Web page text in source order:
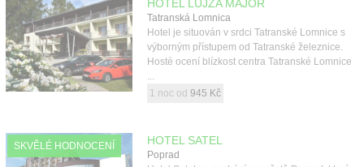
HOTEL LUJZA MAJOR
Tatranská Lomnica
Hotel je situován v srdci Tatranské Lomnice s
výborným přístupem od Tatranské železnice.
Hosté ocení blízkost centra Tatranské Lomnice
...
1 noc od 945 Kč
SKVĚLÉ HODNOCENÍ HOTEL SATEL
Poprad